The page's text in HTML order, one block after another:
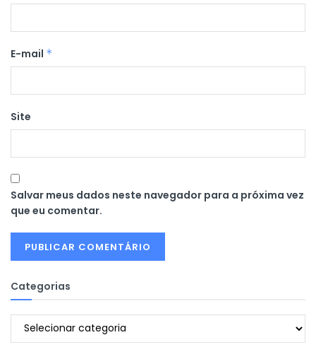
E-mail *
Site
Salvar meus dados neste navegador para a próxima vez
que eu comentar.
Categorias
Categorias